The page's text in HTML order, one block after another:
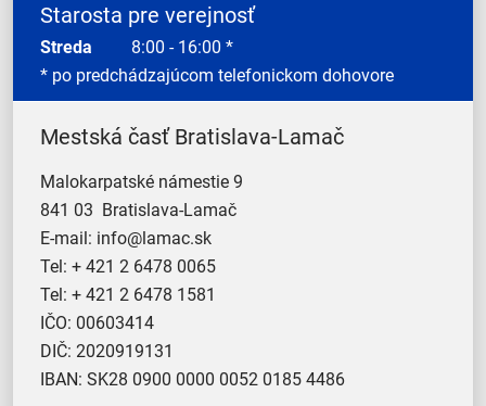
Starosta pre verejnosť
Streda 8:00 - 16:00 *
* po predchádzajúcom telefonickom dohovore
Mestská časť Bratislava-Lamač
Malokarpatské námestie 9
841 03 Bratislava-Lamač
E-mail: info@lamac.sk
Tel: + 421 2 6478 0065
Tel: + 421 2 6478 1581
IČO: 00603414
DIČ: 2020919131
IBAN: SK28 0900 0000 0052 0185 4486